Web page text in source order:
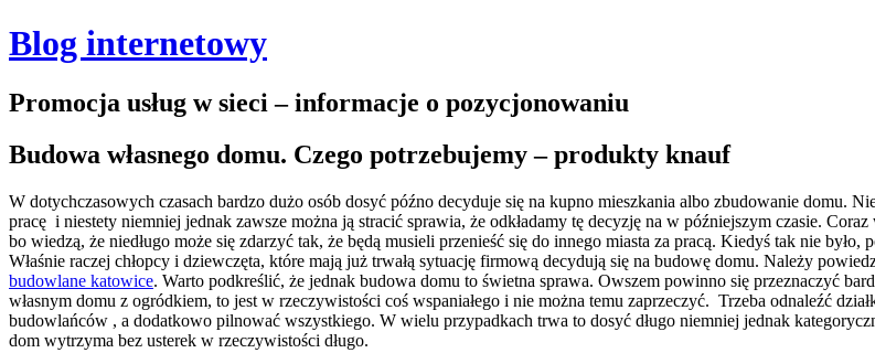
Blog internetowy
Promocja usług w sieci – informacje o pozycjonowaniu
Budowa własnego domu. Czego potrzebujemy – produkty knauf
W dotychczasowych czasach bardzo dużo osób dosyć późno decyduje się na kupno mieszkania albo zbudowanie domu.
pracę i niestety niemniej jednak zawsze można ją stracić sprawia, że odkładamy tę decyzję na w późniejszym czasie.
bo wiedzą, że niedługo może się zdarzyć tak, że będą musieli przenieść się do innego miasta za pracą. Kiedyś tak nie było,
Właśnie raczej chłopcy i dziewczęta, które mają już trwałą sytuację firmową decydują się na budowę domu. Należy
budowlane katowice. Warto podkreślić, że jednak budowa domu to świetna sprawa. Owszem powinno się przeznaczyć
własnym domu z ogródkiem, to jest w rzeczywistości coś wspaniałego i nie można temu zaprzeczyć. Trzeba odnaleźć
budowlańców , a dodatkowo pilnować wszystkiego. W wielu przypadkach trwa to dosyć długo niemniej jednak
dom wytrzyma bez usterek w rzeczywistości długo.